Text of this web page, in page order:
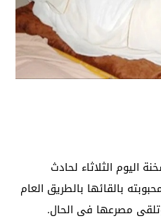
اليوم الثلاثاء لحادث
بالقائها بالطريق العام
مصرعها فى الحال.